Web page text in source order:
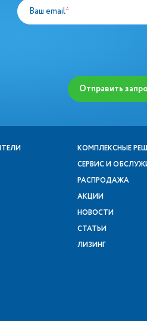
Ваш email*
Отправить
КОМПЛЕКСНЫЕ
СЕРВИС И
РАСПРОДАЖА
АКЦИИ
НОВОСТИ
СТАТЬИ
ЛИЗИНГ